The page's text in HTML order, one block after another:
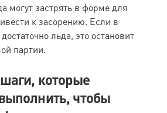
могут застрять в форме для
к засорению. Если в
льда, это остановит
партии.
которые
чтобы